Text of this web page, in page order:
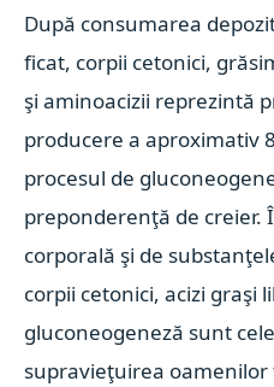
După consumarea
ficat, corpii cetonici,
şi aminoacizii reprezintă
producere a aproximativ
procesul de
preponderenţă de
corporală şi de
corpii cetonici, acizi graşi
gluconeogeneză sunt
supravieţuirea oamenilor